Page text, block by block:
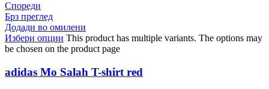
Спореди
Брз преглед
Додади во омилени
Избери опции This product has multiple variants. The options may
be chosen on the product page
adidas Mo Salah T-shirt red